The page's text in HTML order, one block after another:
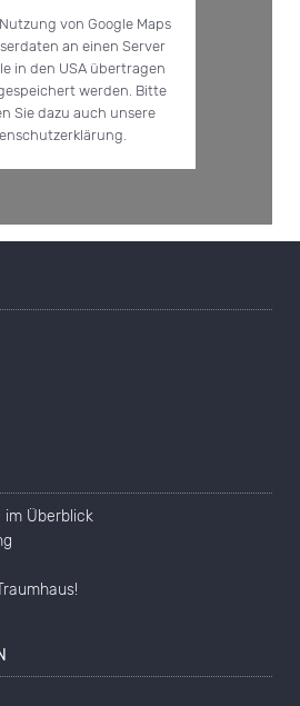
von Google Maps
an einen Server
in den USA übertragen
werden. Bitte
Sie dazu auch unsere
im Überblick